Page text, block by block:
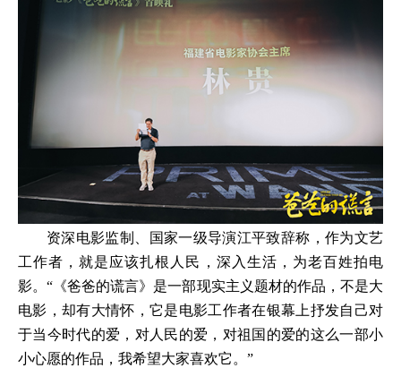
资深电影监制、国家一级导演江平致辞称，作为文艺
工作者，就是应该扎根人民，深入生活，为老百姓拍电
影。“《爸爸的谎言》是一部现实主义题材的作品，不是大
电影，却有大情怀，它是电影工作者在银幕上抒发自己对
于当今时代的爱，对人民的爱，对祖国的爱的这么一部小
小心愿的作品，我希望大家喜欢它。”